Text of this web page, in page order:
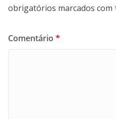
obrigatórios marcados com
Comentário *